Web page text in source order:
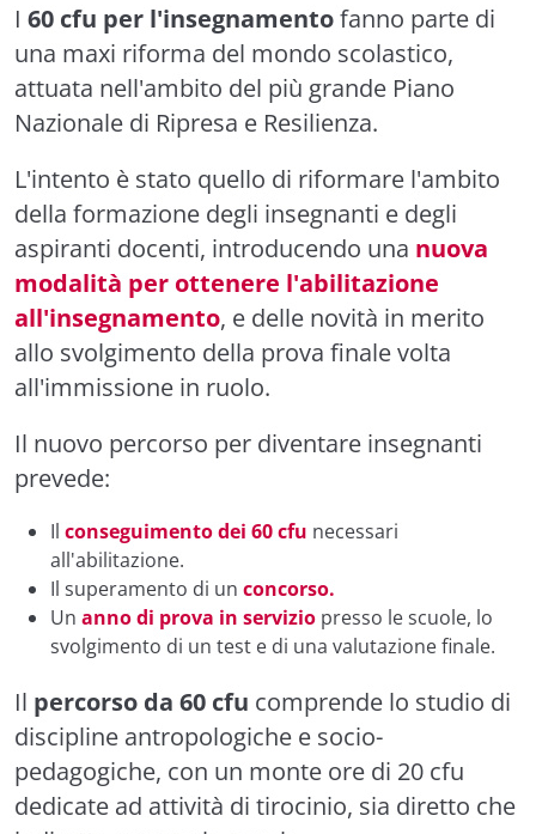
I 60 cfu per l'insegnamentofanno parte di
una maxi riforma del mondo scolastico,
attuata nell'ambito del più grande Piano
Nazionale di Ripresa e Resilienza.
L'intento è stato quello di riformare l'ambito
della formazione degli insegnanti e degli
aspiranti docenti, introducendo una nuova
modalità per ottenere l'abilitazione
all'insegnamento, e delle novità in merito
allo svolgimento della prova finale volta
all'immissione in ruolo.
Il nuovo percorso per diventare insegnanti
prevede:
Il conseguimento dei 60 cfu necessari
all'abilitazione.
Il superamento di un concorso.
Un anno di prova in servizio presso le scuole, lo
svolgimento di un test e di una valutazione finale.
Il percorso da 60 cfu comprende lo studio di
discipline antropologiche e socio-
pedagogiche, con un monte ore di 20 cfu
dedicate ad attività di tirocinio, sia diretto che